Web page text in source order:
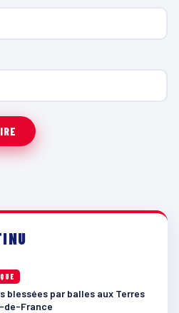
blessées par balles aux Terres
de-France